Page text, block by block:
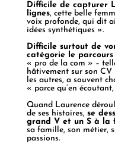
Difficile de capturer
lignes, cette belle
voix profonde, qui dit
idées synthétiques ».
Difficile surtout de
catégorie le
« pro de la com » –
hâtivement sur son
les autres, a souvent
« parce qu’en
Quand Laurence
de ses histoires, se
grand V et un S à la
sa famille, son métier,
passions.